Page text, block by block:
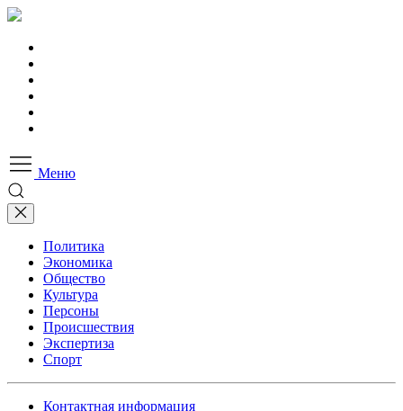
Меню
Политика
Экономика
Общество
Культура
Персоны
Происшествия
Экспертиза
Спорт
Контактная информация